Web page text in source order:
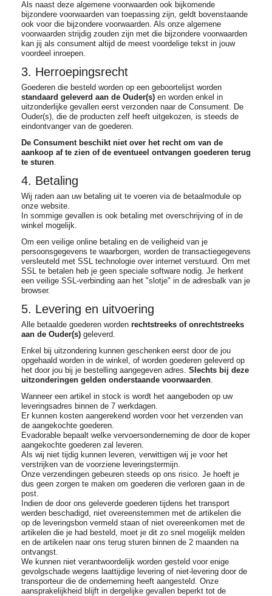
Als naast deze algemene voorwaarden ook bijkomende
bijzondere voorwaarden van toepassing zijn, geldt bovenstaande
ook voor die bijzondere voorwaarden. Als onze algemene
voorwaarden strijdig zouden zijn met die bijzondere voorwaarden
kan jij als consument altijd de meest voordelige tekst in jouw
voordeel inroepen.
3. Herroepingsrecht
Goederen die besteld worden op een geboortelijst worden
standaard geleverd aan de Ouder(s) en worden enkel in
uitzonderlijke gevallen eerst verzonden naar de Consument. De
Ouder(s), die de producten zelf heeft uitgekozen, is steeds de
eindontvanger van de goederen.
De Consument beschikt niet over het recht om van de
aankoop af te zien of de eventueel ontvangen goederen terug
te sturen.
4. Betaling
Wij raden aan uw betaling uit te voeren via de betaalmodule op
onze website.
In sommige gevallen is ook betaling met overschrijving of in de
winkel mogelijk.
Om een veilige online betaling en de veiligheid van je
persoonsgegevens te waarborgen, worden de transactiegegevens
versleuteld met SSL technologie over internet verstuurd. Om met
SSL te betalen heb je geen speciale software nodig. Je herkent
een veilige SSL-verbinding aan het "slotje" in de adresbalk van je
browser.
5. Levering en uitvoering
Alle betaalde goederen worden rechtstreeks of onrechtstreeks
aan de Ouder(s) geleverd.
Enkel bij uitzondering kunnen geschenken eerst door de jou
opgehaald worden in de winkel, of worden goederen geleverd op
het door jou bij je bestelling aangegeven adres. Slechts bij deze
uitzonderingen gelden onderstaande voorwaarden.
Wanneer een artikel in stock is wordt het aangeboden op uw
leveringsadres binnen de 7 werkdagen.
Er kunnen kosten aangerekend worden voor het verzenden van
de aangekochte goederen.
Evadorable bepaalt welke vervoersonderneming de door de koper
aangekochte goederen zal leveren.
Als wij niet tijdig kunnen leveren, verwittigen wij je voor het
verstrijken van de voorziene leveringstermijn.
Onze verzendingen gebeuren steeds op ons risico. Je hoeft je
dus geen zorgen te maken om goederen die verloren gaan in de
post.
Indien de door ons geleverde goederen tijdens het transport
werden beschadigd, niet overeenstemmen met de artikelen die
op de leveringsbon vermeld staan of niet overeenkomen met de
artikelen die je had besteld, moet je dit zo snel mogelijk melden
en de artikelen naar ons terug sturen binnen de 2 maanden na
ontvangst.
We kunnen niet verantwoordelijk worden gesteld voor enige
gevolgschade wegens laattijdige levering of niet-levering door de
transporteur die de onderneming heeft aangesteld. Onze
aansprakelijkheid blijft in dergelijke gevallen beperkt tot de